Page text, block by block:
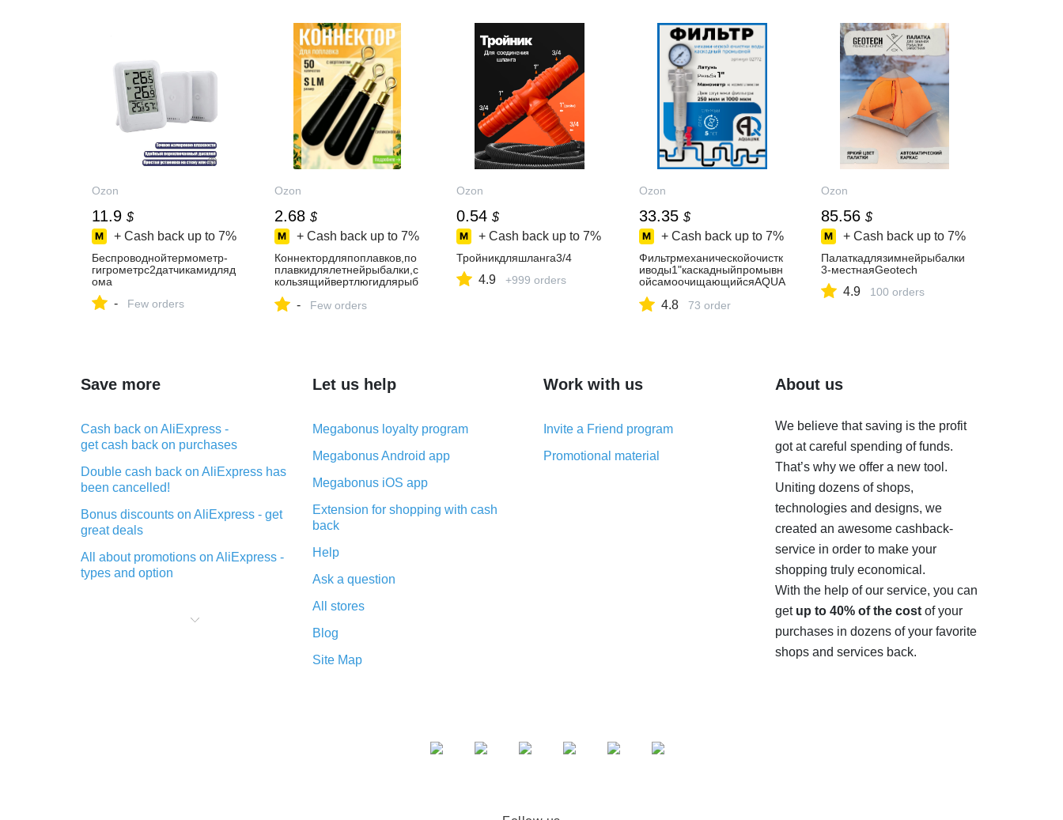
Ozon
11.9 $
+ Cash back up to 7%
Беспроводнойтермометр-
гигрометрс2датчикамидляд
ома
- Few orders
Ozon
2.68 $
+ Cash back up to 7%
Коннектордляпоплавков,по
плавкидлялетнейрыбалки,с
кользящийвертлюгидлярыб
- Few orders
Ozon
0.54 $
+ Cash back up to 7%
Тройникдляшланга3/4
4.9 +999 orders
Ozon
33.35 $
+ Cash back up to 7%
Фильтрмеханическойочистк
иводы1"каскадныйпромывн
ойсамоочищающийсяAQUA
4.8 73 order
Ozon
85.56 $
+ Cash back up to 7%
Палаткадлязимнейрыбалки
3-местнаяGeotech
4.9 100 orders
Save more
Cash back on AliExpress -
get cash back on purchases
Double cash back on AliExpress has
been cancelled!
Bonus discounts on AliExpress - get
great deals
All about promotions on AliExpress -
types and option
purchases on AliExpress - short and
Let us help
Megabonus loyalty program
Megabonus Android app
Megabonus iOS app
Extension for shopping with cash
back
Help
Ask a question
All stores
Blog
Site Map
Work with us
Invite a Friend program
Promotional material
About us
We believe that saving is the profit
got at careful spending of funds.
That’s why we offer a new tool.
Uniting dozens of shops,
technologies and designs, we
created an awesome cashback-
service in order to make your
shopping truly economical.
With the help of our service, you can
get up to 40% of the costof your
purchases in dozens of your favorite
shops and services back.